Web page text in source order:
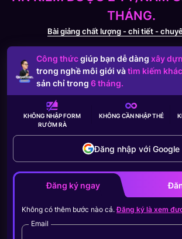
THÁNG.
Bài giảng chất lượng - chi tiết -
Công thứcgiúp bạn dễ dàng xây
trong nghề môi giới vàtìm kiếm
sản chỉ trong 6 tháng.
KHÔNG NHẬP FORM
RƯỜM RÀ
KHÔNG CẦNNHẬP THẺ
Đăng nhập với Google
Đăng ký ngay
Không có thêm bước nào cả.Đăng ký là xem
Email